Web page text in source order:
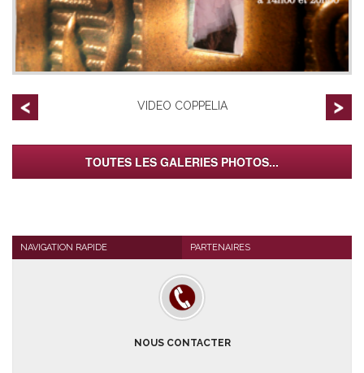
VIDEO COPPELIA
TOUTES LES GALERIES PHOTOS...
NAVIGATION RAPIDE PARTENAIRES
NOUS CONTACTER